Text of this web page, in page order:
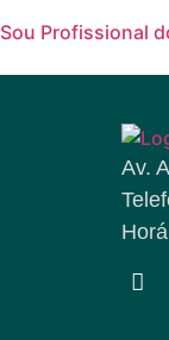
Sou Profissional
Av.